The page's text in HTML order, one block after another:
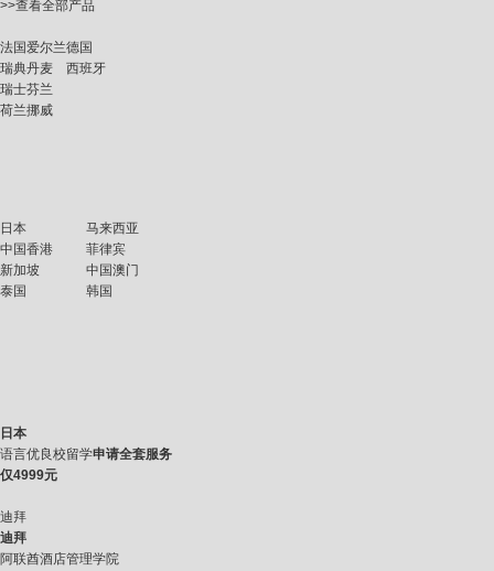
>>查看全部产品
法国爱尔兰德国
瑞典丹麦
西班牙
瑞士芬兰
荷兰挪威
日本
马来西亚
中国香港
菲律宾
新加坡
中国澳门
泰国
韩国
日本
语言优良校留学申请全套服务
仅4999元
迪拜
迪拜
阿联酋酒店管理学院